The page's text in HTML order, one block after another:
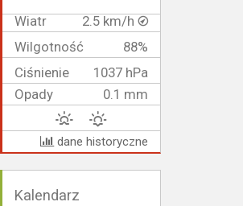
Wiatr
2.5 km/h
Wilgotność
88%
Ciśnienie
1037 hPa
Opady
0.1 mm
dane historyczne
Kalendarz